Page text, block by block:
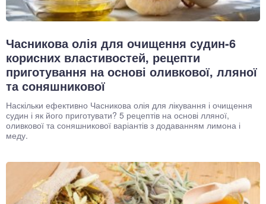
Часникова олія для очищення судин-6
корисних властивостей, рецепти
приготування на основі оливкової, лляної
та соняшникової
Наскільки ефективно Часникова олія для лікування і очищення
судин і як його приготувати? 5 рецептів на основі лляної,
оливкової та соняшникової варіантів з додаванням лимона і
меду.